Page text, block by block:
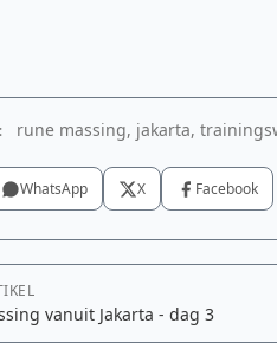
rune massing, jakarta,
WhatsApp X Facebook
vanuit Jakarta - dag 3